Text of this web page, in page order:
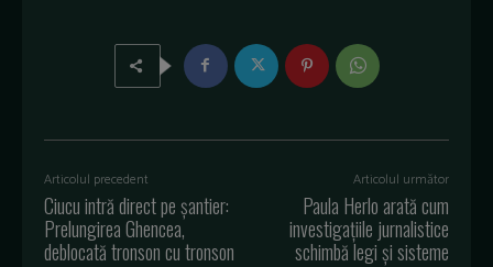
Articolul precedent
Ciucu intră direct pe șantier:
Prelungirea Ghencea,
deblocată tronson cu tronson
Articolul următor
Paula Herlo arată cum
investigațiile jurnalistice
schimbă legi și sisteme